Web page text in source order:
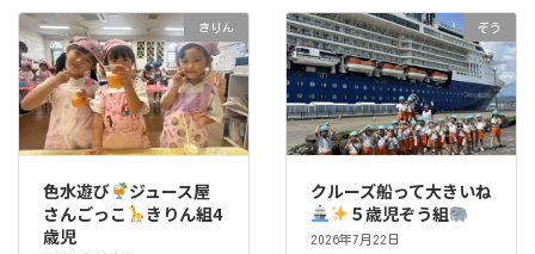
きりん
色水遊び
ジュース屋
さんごっこ
きりん組4
歳児
ぞう
クルーズ船って大きいね
５歳児ぞう組
2026年7月22日